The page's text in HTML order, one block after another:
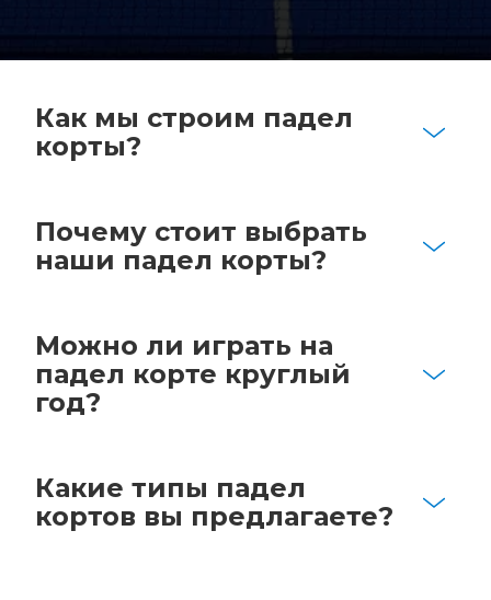
Как мы строим падел
корты?
Почему стоит выбрать
наши падел корты?
Можно ли играть на
падел корте круглый
год?
Какие типы падел
кортов вы предлагаете?